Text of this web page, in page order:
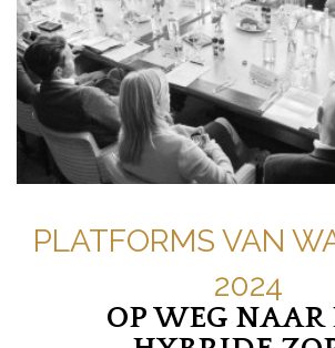
PLATFORMS VAN
2024
OP WEG NAAR